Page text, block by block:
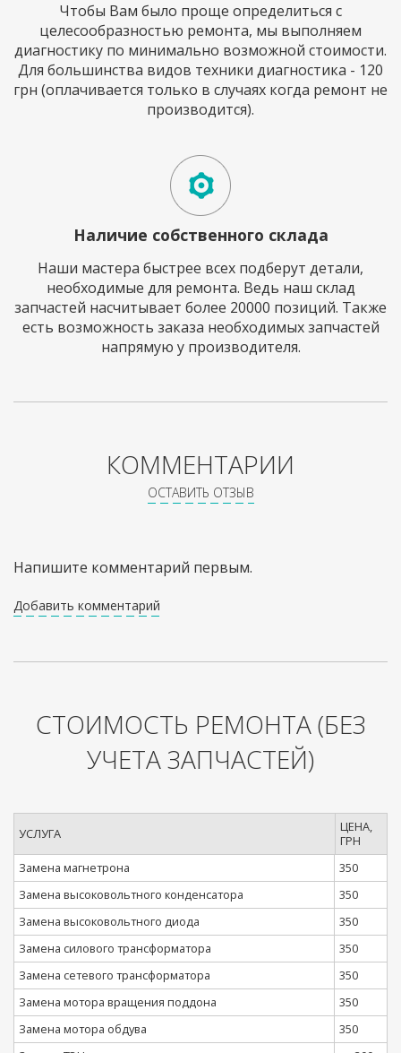
Чтобы Вам было проще определиться с
целесообразностью ремонта, мы выполняем
диагностику по минимально возможной стоимости.
Для большинства видов техники диагностика - 120
грн (оплачивается только в случаях когда ремонт не
производится).
Наличие собственного склада
Наши мастера быстрее всех подберут детали,
необходимые для ремонта. Ведь наш склад
запчастей насчитывает более 20000 позиций. Также
есть возможность заказа необходимых запчастей
напрямую у производителя.
КОММЕНТАРИИ
ОСТАВИТЬ ОТЗЫВ
Напишите комментарий первым.
Добавить комментарий
СТОИМОСТЬ РЕМОНТА(БЕЗ
УЧЕТА ЗАПЧАСТЕЙ)
УСЛУГА
ЦЕНА,
ГРН
Замена магнетрона
350
Замена высоковольтного конденсатора
350
Замена высоковольтного диода
350
Замена силового трансформатора
350
Замена сетевого трансформатора
350
Замена мотора вращения поддона
350
Замена мотора обдува
350